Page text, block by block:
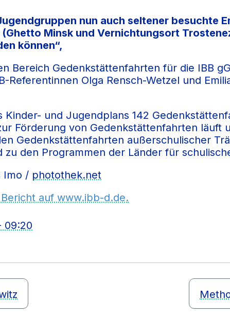
nun auch seltener besuchte
Minsk und Vernichtungsort
können“,
Bereich Gedenkstättenfahrten für die IBB
Referentinnen Olga Rensch-Wetzel und
und Jugendplans 142
Förderung von Gedenkstättenfahrten läuft
Gedenkstättenfahrten außerschulischer
den Programmen der Länder für
Imo / photothek.net
auf www.ibb-d.de.
09:20